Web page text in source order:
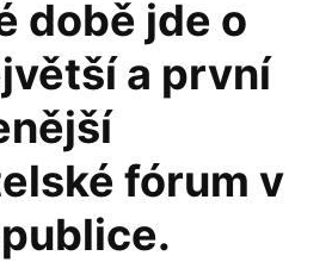
době jde o
a první
fórum v